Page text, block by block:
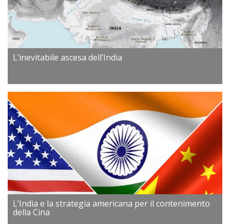
L’inevitabile ascesa dell’India
L’India e la strategia americana per il contenimento
della Cina